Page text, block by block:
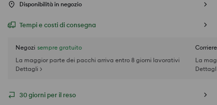
Disponibilità in negozio
Tempi e costi di consegna
Negozi sempre gratuito
La maggior parte dei pacchi arriva entro 8 giorni lavorativi
Dettagli >
La
30 giorni per il reso